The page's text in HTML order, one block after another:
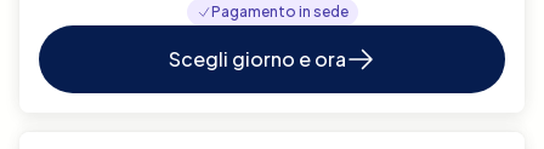
Pagamento in sede
Scegli giorno e ora